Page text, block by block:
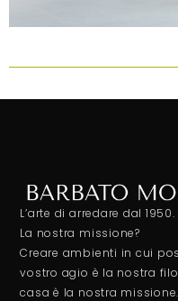
L’arte di arredare dal 1950.
La nostra missione?
Creare ambienti in cui
vostro agio è la nostra
casa è la nostra missione.